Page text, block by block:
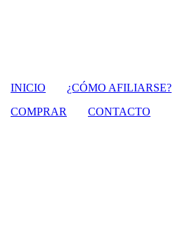
INICIO ¿CÓMO AFILIARSE?
COMPRAR
CONTACTO